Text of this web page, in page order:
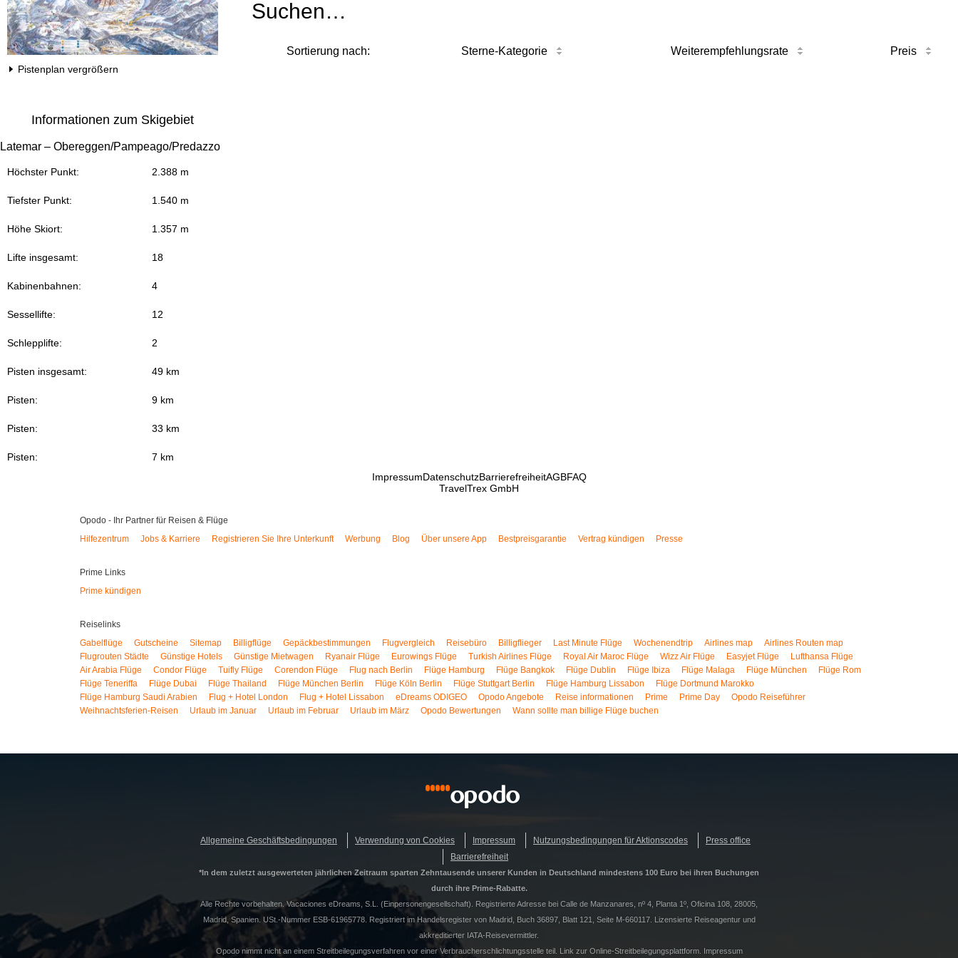
Pistenplan vergrößern
Informationen zum Skigebiet
Latemar – Obereggen/Pampeago/Predazzo
Höchster Punkt: 2.388 m
Tiefster Punkt: 1.540 m
Höhe Skiort: 1.357 m
Lifte insgesamt: 18
Kabinenbahnen: 4
Sessellifte: 12
Schlepplifte: 2
Pisten insgesamt: 49 km
Pisten: 9 km
Pisten: 33 km
Pisten: 7 km
Suchen…
Sortierung nach: Sterne-Kategorie Weiterempfehlungsrate Preis
ImpressumDatenschutzBarrierefreiheitAGBFAQ
TravelTrex GmbH